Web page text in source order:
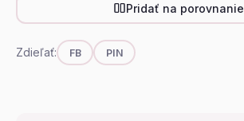
Pridať na porovnanie
Zdieľať: FB PIN